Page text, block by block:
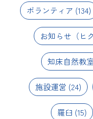
ボランティア (134)
お知らせ（ヒ
知床自然教
施設運営 (24)
羅臼 (15)